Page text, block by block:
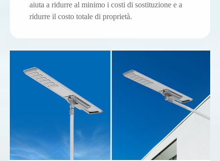
aiuta a ridurre al minimo i costi di sostituzione e a
ridurre il costo totale di proprietà.